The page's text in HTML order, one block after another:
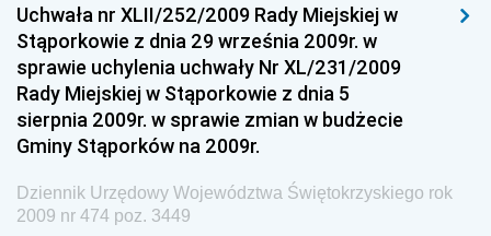
Dziennik Urzędowy Ministra Sportu
Dziennik Urzędowy Ministra Funduszy i Polityki
Regionalnej
Dziennik Urzędowy Ministra Aktywów Państwowych
Dziennik Urzędowy Ministra Zdrowia
Dziennik Urzędowy Ministra Środowiska i Głównego
Inspektora Ochrony Środowiska
Uchwała nr XLII/252/2009 Rady Miejskiej w
Stąporkowie z dnia 29 września 2009r. w
sprawie uchylenia uchwały Nr XL/231/2009
Rady Miejskiej w Stąporkowie z dnia 5
sierpnia 2009r. w sprawie zmian w budżecie
Gminy Stąporków na 2009r.
Dziennik Urzędowy Województwa Świętokrzyskiego rok
2009 nr 474 poz. 3449